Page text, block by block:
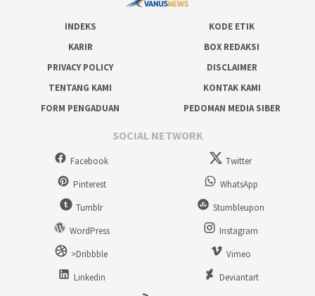
INDEKS
KODE ETIK
KARIR
BOX REDAKSI
PRIVACY POLICY
DISCLAIMER
TENTANG KAMI
KONTAK KAMI
FORM PENGADUAN
PEDOMAN MEDIA SIBER
SOCIAL NETWORK
Facebook
Twitter
Pinterest
WhatsApp
Tumblr
Stumbleupon
WordPress
Instagram
>Dribbble
Vimeo
Linkedin
Deviantart